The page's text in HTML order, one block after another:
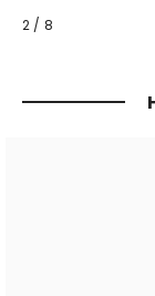
2 / of
8